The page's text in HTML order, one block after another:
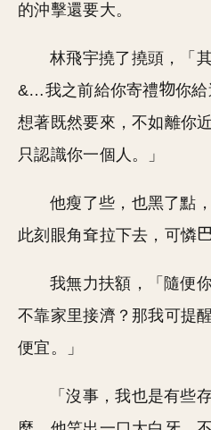
的沖擊還要大。
林飛宇撓了撓頭，「
&…我之前給你寄禮
你
想著既然要來，不如離你
只認識你一個人。」
他瘦了些，也黑了點
此刻眼角耷拉下去，可憐
我無力扶額，「隨便
不靠家里接濟？那我可提
便宜。」
「沒事，我也是有些